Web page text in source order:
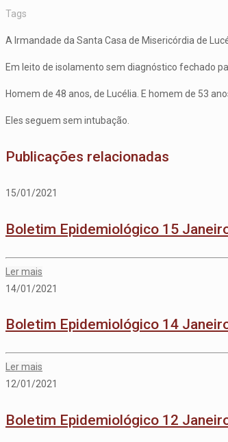
Tags
A Irmandade da Santa Casa de Misericórdia de
Em leito de isolamento sem diagnóstico fechado
Homem de 48 anos, de Lucélia. E homem de 53
Eles seguem sem intubação.
Publicações relacionadas
15/01/2021
Boletim Epidemiológico 15
Ler mais
14/01/2021
Boletim Epidemiológico 14
Ler mais
12/01/2021
Boletim Epidemiológico 12